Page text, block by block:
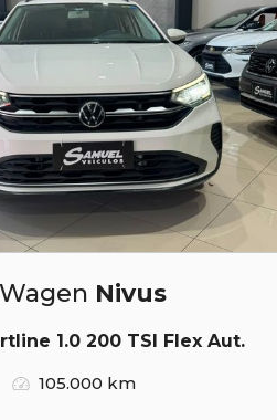
Nivus
1.0 200 TSI Flex Aut.
105.000 km